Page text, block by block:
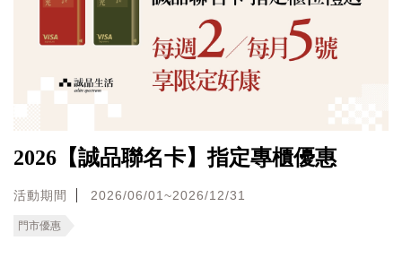
2026【誠品聯名卡】指定專櫃優惠
活動期間 2026/06/01~2026/12/31
門市優惠